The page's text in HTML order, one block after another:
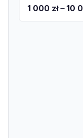
1 000 zł – 10